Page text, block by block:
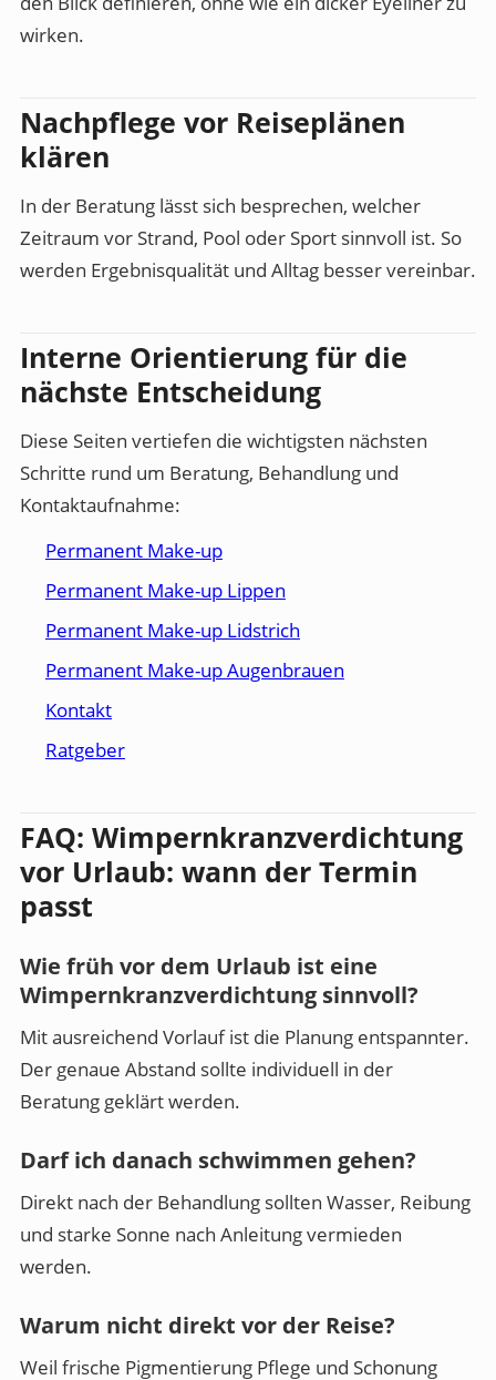
wirken.
Nachpflege vor Reiseplänen
klären
In der Beratung lässt sich besprechen, welcher
Zeitraum vor Strand, Pool oder Sport sinnvoll ist. So
werden Ergebnisqualität und Alltag besser vereinbar.
Interne Orientierung für die
nächste Entscheidung
Diese Seiten vertiefen die wichtigsten nächsten
Schritte rund um Beratung, Behandlung und
Kontaktaufnahme:
Permanent Make-up
Permanent Make-up Lippen
Permanent Make-up Lidstrich
Permanent Make-up Augenbrauen
Kontakt
Ratgeber
FAQ: Wimpernkranzverdichtung
vor Urlaub: wann der Termin
passt
Wie früh vor dem Urlaub ist eine
Wimpernkranzverdichtung sinnvoll?
Mit ausreichend Vorlauf ist die Planung entspannter.
Der genaue Abstand sollte individuell in der
Beratung geklärt werden.
Darf ich danach schwimmen gehen?
Direkt nach der Behandlung sollten Wasser, Reibung
und starke Sonne nach Anleitung vermieden
werden.
Warum nicht direkt vor der Reise?
Weil frische Pigmentierung Pflege und Schonung